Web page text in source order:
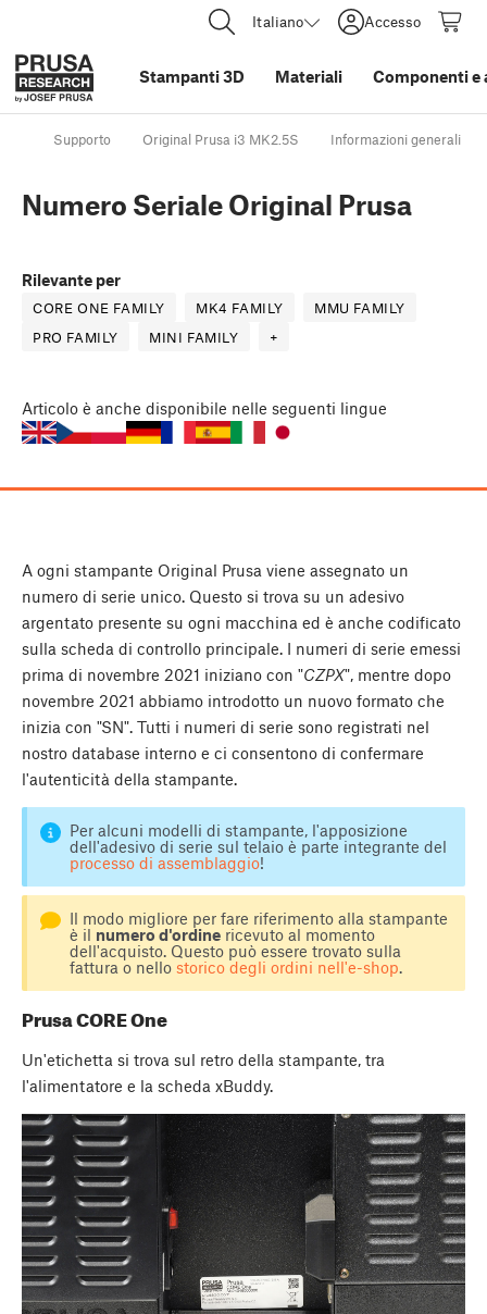
Italiano Accesso
Stampanti 3D Materiali Componenti e
Supporto Original Prusa i3 MK2.5S Informazioni generali
Numero Seriale Original Prusa
Rilevante per
CORE ONE FAMILY MK4 FAMILY
MMU FAMILY
PRO FAMILY
MINI FAMILY +
Articolo è anche disponibile nelle seguenti lingue
A ogni stampante Original Prusa viene assegnato un
numero di serie unico. Questo si trova su un adesivo
argentato presente su ogni macchina ed è anche codificato
sulla scheda di controllo principale. I numeri di serie emessi
prima di novembre 2021 iniziano con "CZPX", mentre dopo
novembre 2021 abbiamo introdotto un nuovo formato che
inizia con "SN". Tutti i numeri di serie sono registrati nel
nostro database interno e ci consentono di confermare
l'autenticità della stampante.
Per alcuni modelli di stampante, l'apposizione
dell'adesivo di serie sul telaio è parte integrante del
processo di assemblaggio!
Il modo migliore per fare riferimento alla stampante
è il numero d'ordinericevuto al momento
dell'acquisto. Questo può essere trovato sulla
fattura o nello storico degli ordini nell'e-shop.
Prusa CORE One
Un'etichetta si trova sul retro della stampante, tra
l'alimentatore e la scheda xBuddy.